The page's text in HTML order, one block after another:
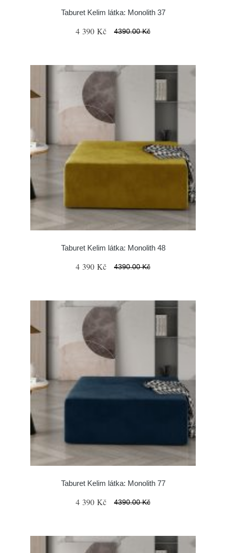
Taburet Kelim látka: Monolith 37
4 390 Kč 4390.00 Kč
Taburet Kelim látka: Monolith 48
4 390 Kč 4390.00 Kč
Taburet Kelim látka: Monolith 77
4 390 Kč 4390.00 Kč